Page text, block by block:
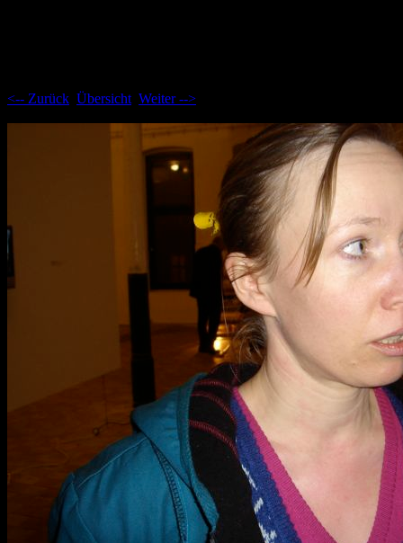
<-- Zurück Übersicht Weiter -->